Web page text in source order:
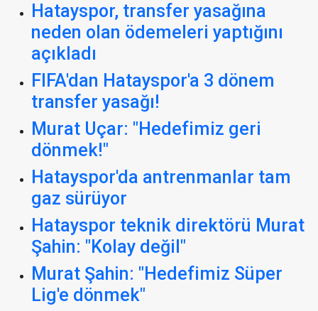
Hatayspor, transfer yasağına
neden olan ödemeleri yaptığını
açıkladı
FIFA'dan Hatayspor'a 3 dönem
transfer yasağı!
Murat Uçar: "Hedefimiz geri
dönmek!"
Hatayspor'da antrenmanlar tam
gaz sürüyor
Hatayspor teknik direktörü Murat
Şahin: "Kolay değil"
Murat Şahin: "Hedefimiz Süper
Lig'e dönmek"